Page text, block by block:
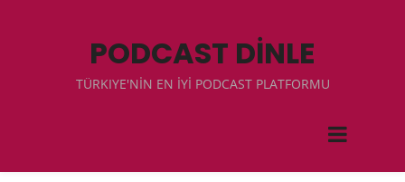
PODCAST DİNLE
TÜRKIYE'NİN EN İYİ PODCAST PLATFORMU